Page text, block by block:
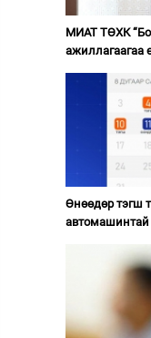
МИАТ ТӨХК
ажиллагаагаа
Өнөөдөр тэгш
автомашинтай